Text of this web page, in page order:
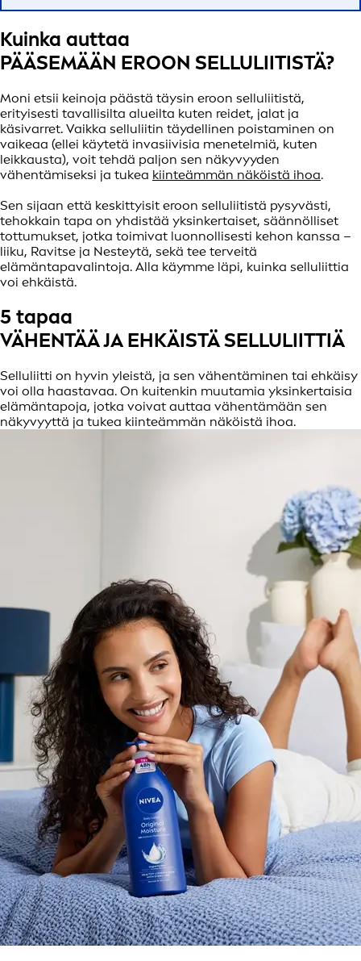
Kuinka auttaa
PÄÄSEMÄÄN EROON SELLULIITISTÄ?
Moni etsii keinoja päästä täysin eroon selluliitistä,
erityisesti tavallisilta alueilta kuten reidet, jalat ja
käsivarret. Vaikka selluliitin täydellinen poistaminen on
vaikeaa (ellei käytetä invasiivisia menetelmiä, kuten
leikkausta), voit tehdä paljon sen näkyvyyden
vähentämiseksi ja tukea kiinteämmän näköistä ihoa.
Sen sijaan että keskittyisit eroon selluliitistä pysyvästi,
tehokkain tapa on yhdistää yksinkertaiset, säännölliset
tottumukset, jotka toimivat luonnollisesti kehon kanssa –
liiku, Ravitse ja Nesteytä, sekä tee terveitä
elämäntapavalintoja. Alla käymme läpi, kuinka selluliittia
voi ehkäistä.
5 tapaa
VÄHENTÄÄ JA EHKÄISTÄ SELLULIITTIÄ
Selluliitti on hyvin yleistä, ja sen vähentäminen tai ehkäisy
voi olla haastavaa. On kuitenkin muutamia yksinkertaisia
elämäntapoja, jotka voivat auttaa vähentämään sen
näkyvyyttä ja tukea kiinteämmän näköistä ihoa.